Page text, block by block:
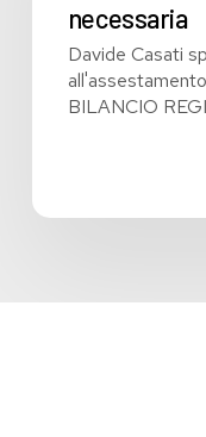
necessaria
Davide Casati
BILANCIO